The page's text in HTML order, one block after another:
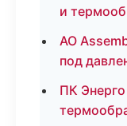
и
АО
под
ПК